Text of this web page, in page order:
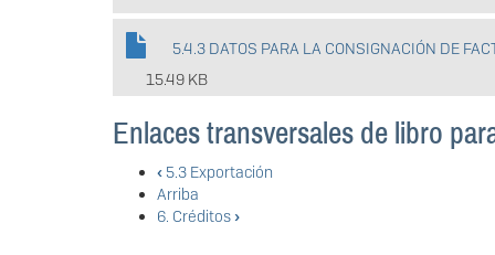
5.4.3 DATOS PARA LA CONSIGNACIÓN DE
15.49 KB
Enlaces transversales de libro
‹ 5.3 Exportación
Arriba
6. Créditos›